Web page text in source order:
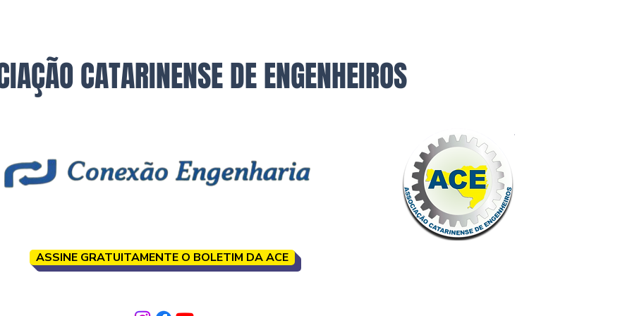
CATARINENSE DE ENGENHEIROS
ASSINE GRATUITAMENTE O BOLETIM DA ACE